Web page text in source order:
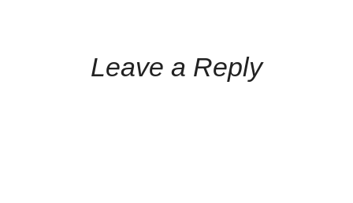
Leave a Reply